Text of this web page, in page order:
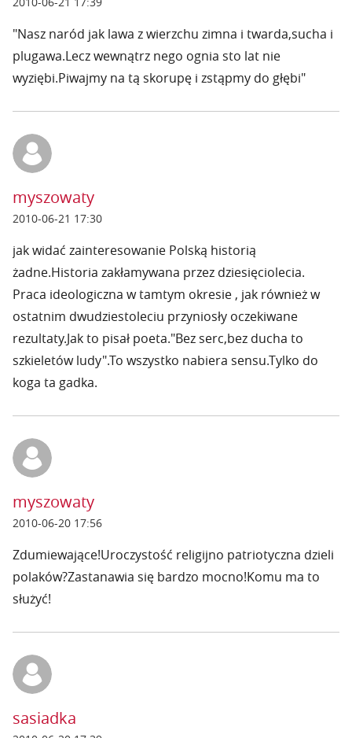
"Nasz naród jak lawa z wierzchu zimna i twarda,sucha i
plugawa.Lecz wewnątrz nego ognia sto lat nie
wyziębi.Piwajmy na tą skorupę i zstąpmy do głębi"
myszowaty
2010-06-21 17:30
jak widać zainteresowanie Polską historią
żadne.Historia zakłamywana przez dziesięciolecia.
Praca ideologiczna w tamtym okresie , jak również w
ostatnim dwudziestoleciu przyniosły oczekiwane
rezultaty.Jak to pisał poeta."Bez serc,bez ducha to
szkieletów ludy".To wszystko nabiera sensu.Tylko do
koga ta gadka.
myszowaty
2010-06-20 17:56
Zdumiewające!Uroczystość religijno patriotyczna dzieli
polaków?Zastanawia się bardzo mocno!Komu ma to
służyć!
sasiadka